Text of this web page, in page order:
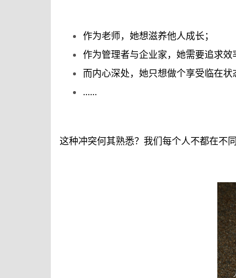
作为老师，她想滋养他人成长；
作为管理者与企业家，她需要追求效
而内心深处，她只想做个享受临在状
......
这种冲突何其熟悉？我们每个人不都在不